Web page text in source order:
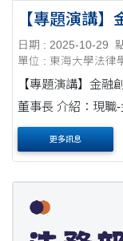
【專題演講
日期 : 2025-10-29
單位 : 東海大學法律
【專題演講】金融創新場
董事長 介紹：現職-金融研訓院董事長 經歷-兆豐金控董
事長、銀行公會理事長 時間：114年12月03日(三)
15:00 ....
更多訊息